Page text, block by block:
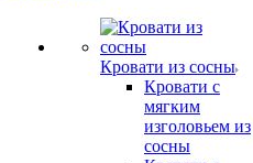
Кровати из сосны
Кровати с
мягким
изголовьем из
сосны